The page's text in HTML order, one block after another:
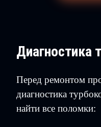
Диагностика
Перед ремонтом
диагностика
найти все поломки: